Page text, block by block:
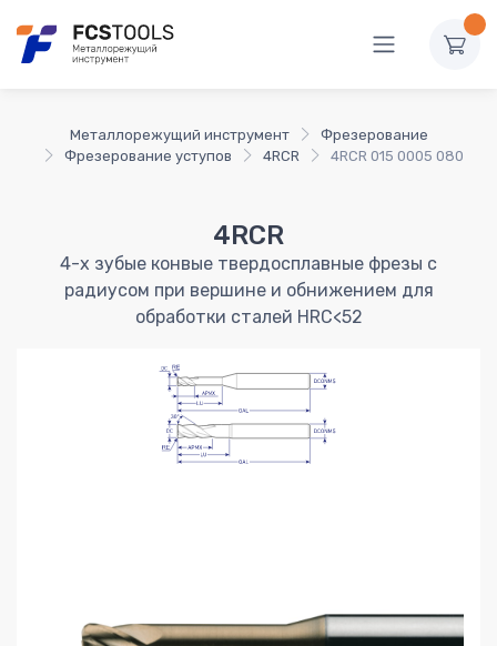
Металлорежущий инструмент
Фрезерование
Фрезерование уступов
4RCR 4RCR 015 0005 080
4RCR
4-х зубые конвые твердосплавные фрезы с
радиусом при вершине и обнижением для
обработки сталей HRC<52